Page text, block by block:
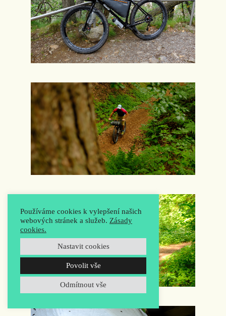
Používáme cookies k vylepšení našich
webových stránek a služeb. Zásady
cookies.
Nastavit cookies
Povolit vše
Odmítnout vše